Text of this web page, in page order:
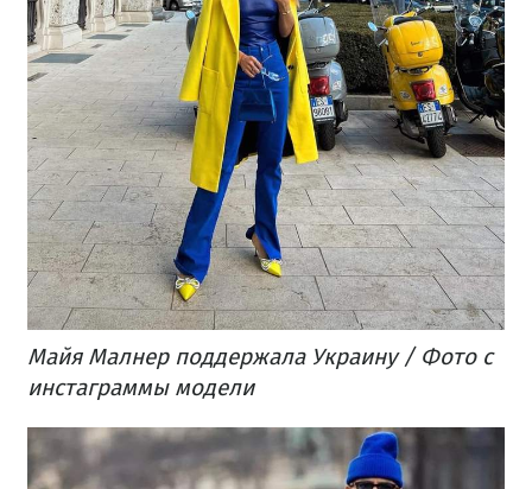
Майя Малнер поддержала Украину / Фото с
инстаграммы модели